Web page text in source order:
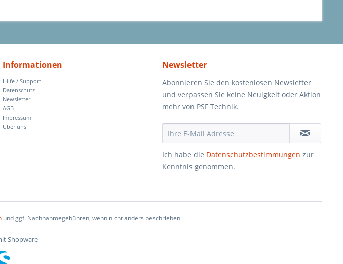
Informationen
Hilfe / Support
Datenschutz
Newsletter
AGB
Impressum
Über uns
Newsletter
Abonnieren Sie den kostenlosen Newsletter
und verpassen Sie keine Neuigkeit oder Aktion
mehr von PSF Technik.
Ich habe die Datenschutzbestimmungen zur
Kenntnis genommen.
und ggf. Nachnahmegebühren, wenn nicht anders beschrieben
Shopware